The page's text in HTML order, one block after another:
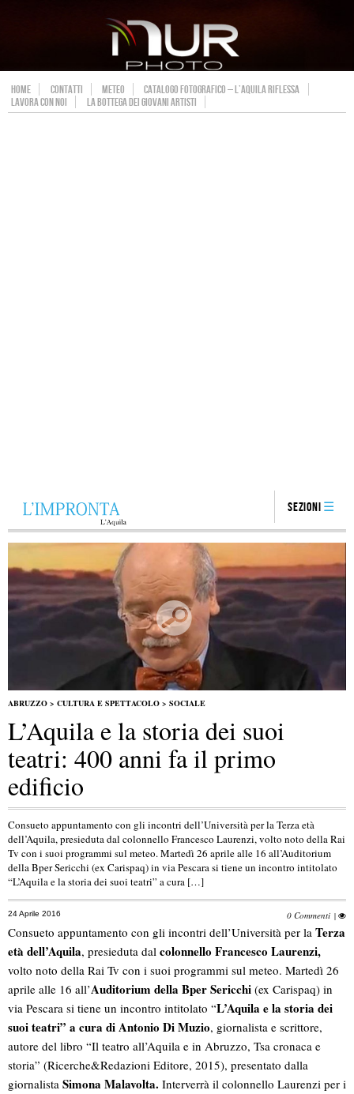
HOME CONTATTI METEO
CATALOGO FOTOGRAFICO – L’AQUILA RIFLESSA
LAVORA CON NOI
LA BOTTEGA DEI GIOVANI ARTISTI
Sezioni
ABRUZZO > CULTURA E SPETTACOLO > SOCIALE
L’Aquila e la storia dei suoi
teatri: 400 anni fa il primo
edificio
Consueto appuntamento con gli incontri dell’Università per la Terza età
dell’Aquila, presieduta dal colonnello Francesco Laurenzi, volto noto della Rai
Tv con i suoi programmi sul meteo. Martedì 26 aprile alle 16 all’Auditorium
della Bper Sericchi (ex Carispaq) in via Pescara si tiene un incontro intitolato
“L’Aquila e la storia dei suoi teatri” a cura […]
24 Aprile 2016 0 Commenti |
Consueto appuntamento con gli incontri dell’Università per la Terza
età dell’Aquila, presieduta dal colonnello Francesco Laurenzi,
volto noto della Rai Tv con i suoi programmi sul meteo. Martedì 26
aprile alle 16 all’Auditorium della Bper Sericchi (ex Carispaq) in
via Pescara si tiene un incontro intitolato “L’Aquila e la storia dei
suoi teatri” a cura di Antonio Di Muzio, giornalista e scrittore,
autore del libro “Il teatro all’Aquila e in Abruzzo, Tsa cronaca e
storia” (Ricerche&Redazioni Editore, 2015), presentato dalla
giornalista Simona Malavolta. Interverrà il colonnello Laurenzi per i